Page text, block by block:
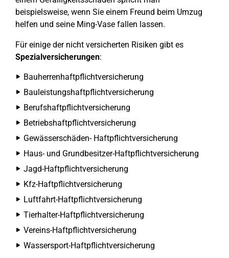
beispielsweise, wenn Sie einem Freund beim Umzug
helfen und seine Ming-Vase fallen lassen.
Für einige der nicht versicherten Risiken gibt es
Spezialversicherungen:
Bauherrenhaftpflichtversicherung
Bauleistungshaftpflichtversicherung
Berufshaftpflichtversicherung
Betriebshaftpflichtversicherung
Gewässerschäden- Haftpflichtversicherung
Haus- und Grundbesitzer-Haftpflichtversicherung
Jagd-Haftpflichtversicherung
Kfz-Haftpflichtversicherung
Luftfahrt-Haftpflichtversicherung
Tierhalter-Haftpflichtversicherung
Vereins-Haftpflichtversicherung
Wassersport-Haftpflichtversicherung